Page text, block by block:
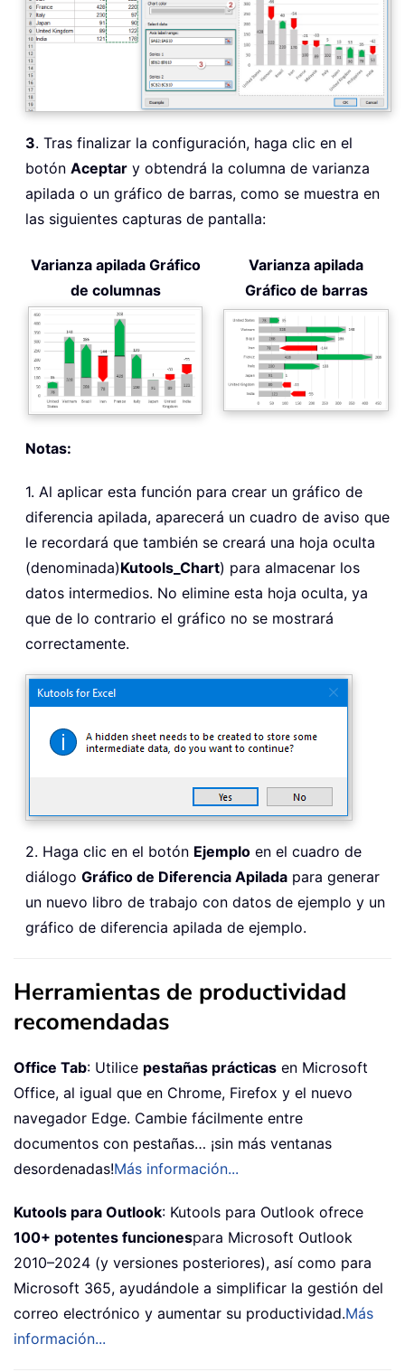
3. Tras finalizar la configuración, haga clic en el
botón Aceptar y obtendrá la columna de varianza
apilada o un gráfico de barras, como se muestra en
las siguientes capturas de pantalla:
Varianza apilada Gráfico
de columnas
Varianza apilada
Gráfico de barras
Notas:
1. Al aplicar esta función para crear un gráfico de
diferencia apilada, aparecerá un cuadro de aviso que
le recordará que también se creará una hoja oculta
(denominada)Kutools_Chart) para almacenar los
datos intermedios. No elimine esta hoja oculta, ya
que de lo contrario el gráfico no se mostrará
correctamente.
2. Haga clic en el botón Ejemplo en el cuadro de
diálogo Gráfico de Diferencia Apilada para generar
un nuevo libro de trabajo con datos de ejemplo y un
gráfico de diferencia apilada de ejemplo.
Herramientas de productividad
recomendadas
Office Tab: Utilice pestañas prácticas en Microsoft
Office, al igual que en Chrome, Firefox y el nuevo
navegador Edge. Cambie fácilmente entre
documentos con pestañas… ¡sin más ventanas
desordenadas!Más información...
Kutools para Outlook: Kutools para Outlook ofrece
100+ potentes funcionespara Microsoft Outlook
2010–2024 (y versiones posteriores), así como para
Microsoft 365, ayudándole a simplificar la gestión del
correo electrónico y aumentar su productividad.Más
información...